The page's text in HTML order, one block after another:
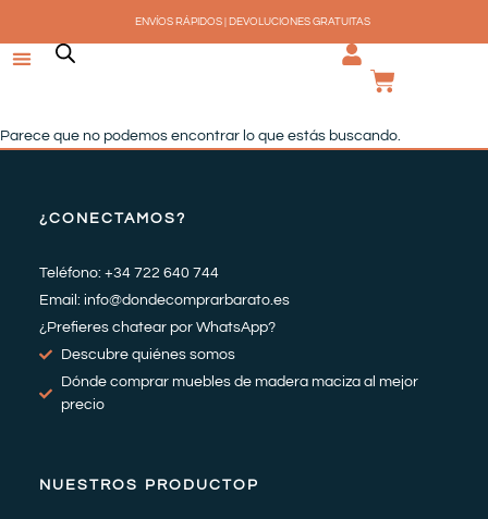
contenido
ENVÍOS RÁPIDOS | DEVOLUCIONES GRATUITAS
Parece que no podemos encontrar lo que estás buscando.
¿CONECTAMOS?
Teléfono: +34 722 640 744
Email: info@dondecomprarbarato.es
¿Prefieres chatear por WhatsApp?
Descubre quiénes somos
Dónde comprar muebles de madera maciza al mejor
precio
NUESTROS PRODUCTOP